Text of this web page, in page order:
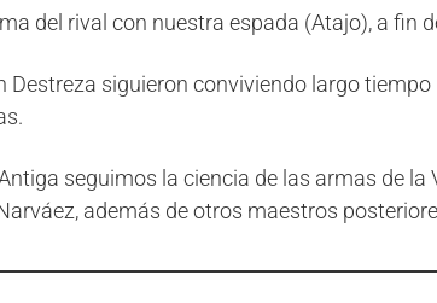
del rival con nuestra espada (Atajo), a fin
Destreza siguieron conviviendo largo
seguimos la ciencia de las armas de
además de otros maestros